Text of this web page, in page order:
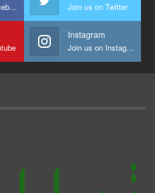
Join us on Facebook Join us on Twitter
Instagram
Join us on Instagram